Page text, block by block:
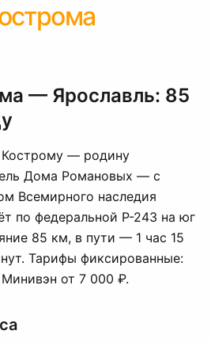
— Ярославль: 85
— родину
Дома Романовых — с
Всемирного наследия
по федеральной Р-243 на юг
85 км, в пути — 1 час 15
Тарифы фиксированные:
от 7 000 ₽.